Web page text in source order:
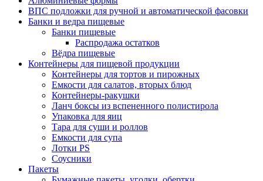
ВПС подложки для ручной и автоматической фасовки
Банки и ведра пищевые
Банки пищевые
Распродажа остатков
Вёдра пищевые
Контейнеры для пищевой продукции
Контейнеры для тортов и пирожных
Емкости для салатов, вторых блюд
Контейнеры-ракушки
Ланч боксы из вспененного полистирола
Упаковка для яиц
Тара для суши и роллов
Емкости для супа
Лотки PS
Соусники
Пакеты